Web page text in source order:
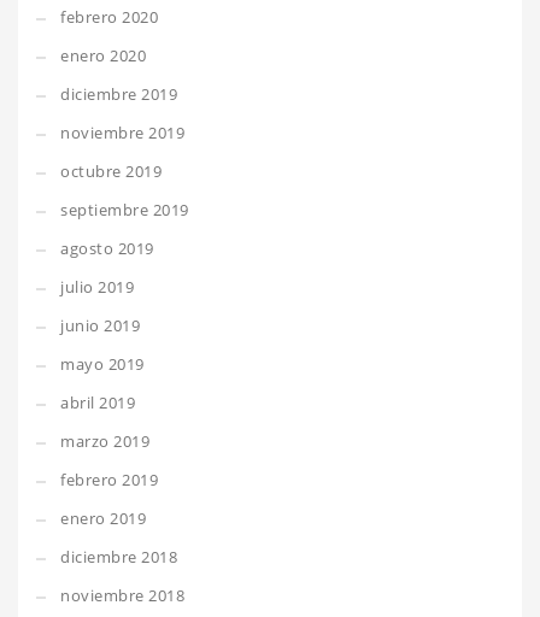
febrero 2020
enero 2020
diciembre 2019
noviembre 2019
octubre 2019
septiembre 2019
agosto 2019
julio 2019
junio 2019
mayo 2019
abril 2019
marzo 2019
febrero 2019
enero 2019
diciembre 2018
noviembre 2018